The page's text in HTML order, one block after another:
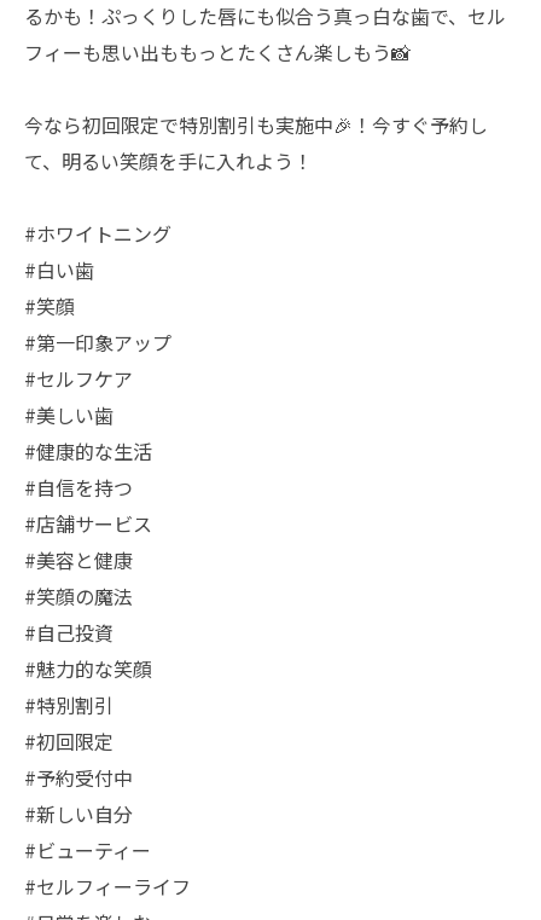
るかも！ぷっくりした唇にも似合う真っ白な歯で、セル
フィーも思い出ももっとたくさん楽しもう📸
今なら初回限定で特別割引も実施中🎉！今すぐ予約し
て、明るい笑顔を手に入れよう！
#ホワイトニング
#白い歯
#笑顔
#第一印象アップ
#セルフケア
#美しい歯
#健康的な生活
#自信を持つ
#店舗サービス
#美容と健康
#笑顔の魔法
#自己投資
#魅力的な笑顔
#特別割引
#初回限定
#予約受付中
#新しい自分
#ビューティー
#セルフィーライフ